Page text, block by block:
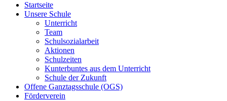
Startseite
Unsere Schule
Unterricht
Team
Schulsozialarbeit
Aktionen
Schulzeiten
Kunterbuntes aus dem Unterricht
Schule der Zukunft
Offene Ganztagsschule (OGS)
Förderverein